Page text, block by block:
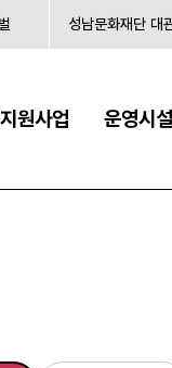
성남문화재단 대
지원사업 운영시설